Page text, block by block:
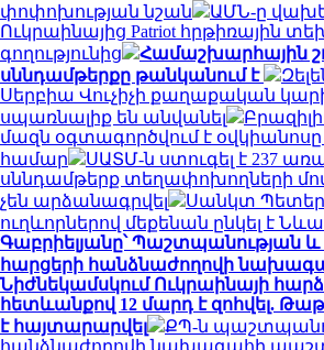
փոփոխության նշան
ԱՄՆ-ը
Ուկրաինայից Patriot հրթիռային
գողությունից
Համաշխարհային
սննդամթերքը թանկանում է
Սերբիա Վուչիչի քաղաքական
սպառնալիք են անվանել
մազն օգտագործվում է
համար
ՍԱՏՄ-ն ստուգել է 237
սննդամթերք տեղափոխողների
չեն արձանագրվել
Սանկտ
ուղևորներով մեքենան ընկել է
Գաբրիելյանը՝ Պաշտպանության
հարցերի հանձնաժողովի
Նիժնեկամսկում Ուկրաինայի
հետևանքով 12 մարդ է զոհվել.
է հայտարարվել
ՔՊ-ն
հանձնաժողովի նախագահի